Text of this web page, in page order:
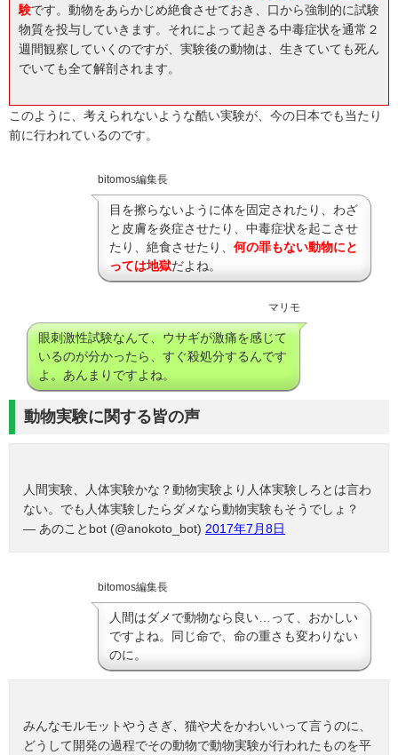
験です。動物をあらかじめ絶食させておき、口から強制的に試験
物質を投与していきます。それによって起きる中毒症状を通常２
週間観察していくのですが、実験後の動物は、生きていても死ん
でいても全て解剖されます。
このように、考えられないような酷い実験が、今の日本でも当たり
前に行われているのです。
bitomos編集長
目を擦らないように体を固定されたり、わざ
と皮膚を炎症させたり、中毒症状を起こさせ
たり、絶食させたり、 何の罪もない動物にと
っては地獄だよね。
マリモ
眼刺激性試験なんて、ウサギが激痛を感じて
いるのが分かったら、すぐ殺処分するんです
よ。あんまりですよね。
動物実験に関する皆の声
人間実験、人体実験かな？動物実験より人体実験しろとは言わ
ない。でも人体実験したらダメなら動物実験もそうでしょ？
— あのことbot (@anokoto_bot) 2017年7月8日
bitomos編集長
人間はダメで動物なら良い…って、おかしい
ですよね。同じ命で、命の重さも変わりない
のに。
みんなモルモットやうさぎ、猫や犬をかわいいって言うのに、
どうして開発の過程でその動物で動物実験が行われたものを平